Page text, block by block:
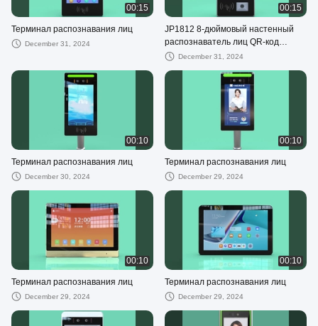
00:15
Терминал распознавания лиц
December 31, 2024
00:15
JP1812 8-дюймовый настенный
распознаватель лиц QR-код
Читатель устройства контроля
безопасность
December 31, 2024
00:10
Терминал распознавания лиц
December 30, 2024
00:10
Терминал распознавания лиц
December 29, 2024
00:10
Терминал распознавания лиц
December 29, 2024
00:10
Терминал распознавания лиц
December 29, 2024